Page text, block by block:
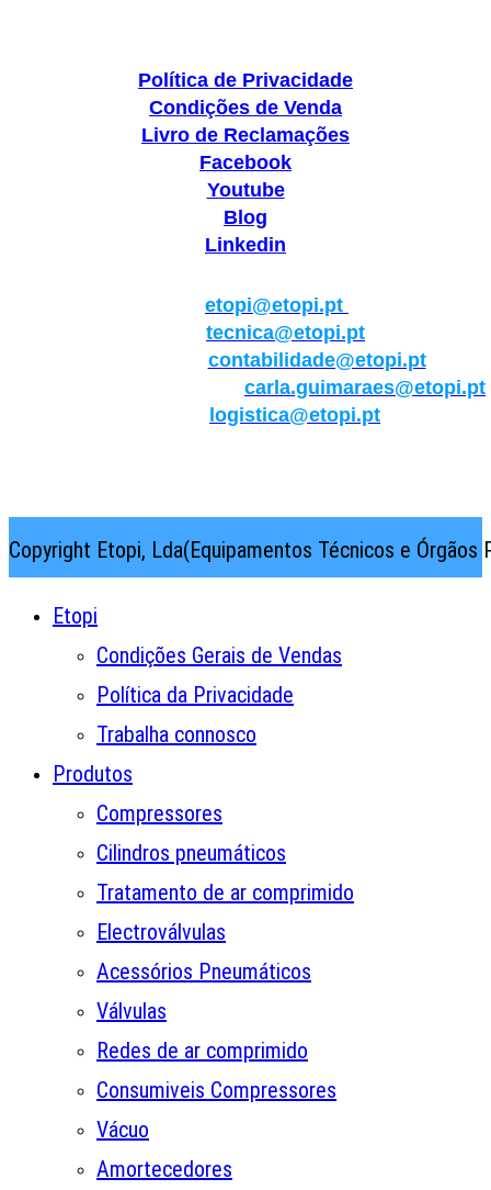
Política de Privacidade
Condições de Venda
Livro de Reclamações
Facebook
Youtube
Blog
Linkedin
etopi@etopi.pt
tecnica@etopi.pt
contabilidade@etopi.pt
carla.guimaraes@etopi.pt
logistica@etopi.pt
Copyright Etopi, Lda(Equipamentos Técnicos e
Etopi
Condições Gerais de Vendas
Política da Privacidade
Trabalha connosco
Produtos
Compressores
Cilindros pneumáticos
Tratamento de ar comprimido
Electroválvulas
Acessórios Pneumáticos
Válvulas
Redes de ar comprimido
Consumiveis Compressores
Vácuo
Amortecedores